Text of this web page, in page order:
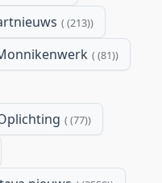
(213)
(81)
(77)